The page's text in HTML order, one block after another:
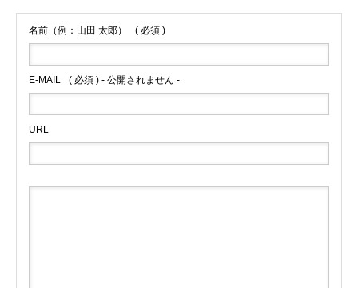
名前（例：山田 太郎） ( 必須 )
E-MAIL ( 必須 ) - 公開されません -
URL